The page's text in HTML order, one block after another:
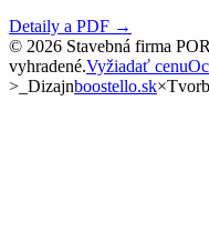
Detaily a PDF →
© 2026 Stavebná firma
vyhradené.Vyžiadať cenu
>_ Dizajnboostello.sk×